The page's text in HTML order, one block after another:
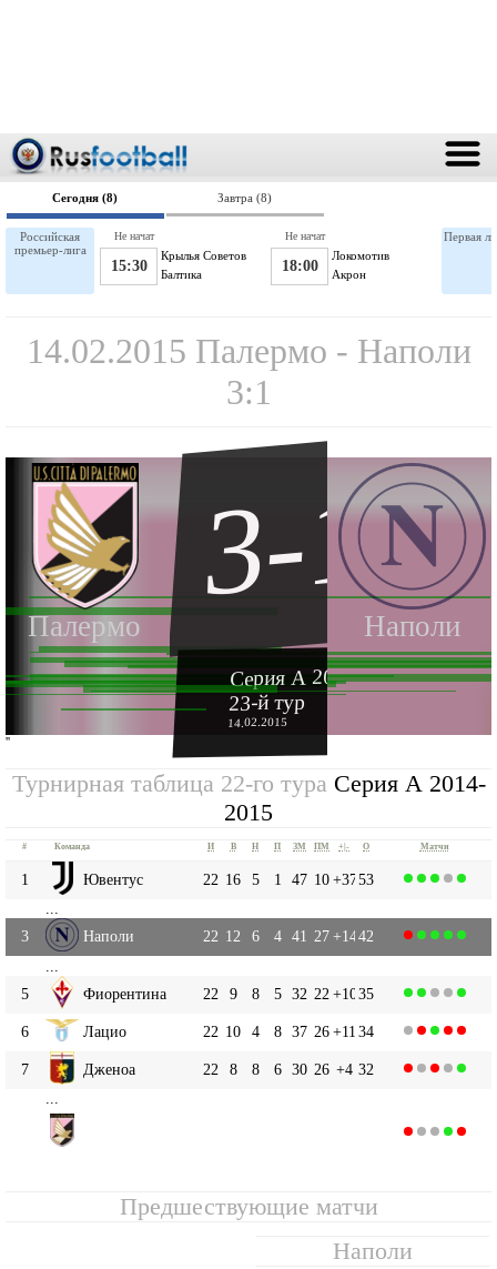
Сегодня (8) Завтра (8)
Российская
премьер-лига
Крылья Советов
15:30 Балтика
Не начат
Локомотив
18:00 Акрон
Не начат Первая
14.02.2015 Палермо - Наполи
3:1
Палермо Наполи
3-1
Серия А 2014-2015
23-й тур
14.02.2015
''
Турнирная таблица 22-го тура Серия А 2014-
2015
# Команда И В Н П ЗМ ПМ +|- О Матчи
1 Ювентус 22 16 5 1 47 10+3753
3
Наполи 22 12 6 4 41 27+1442
5
Фиорентина 22 9 8 5 32 22 +1035
6 Лацио 22 10 4 8 37 26+11 34
7 Дженоа 22 8 8 6 30 26 +4 32
Предшествующие матчи
Наполи